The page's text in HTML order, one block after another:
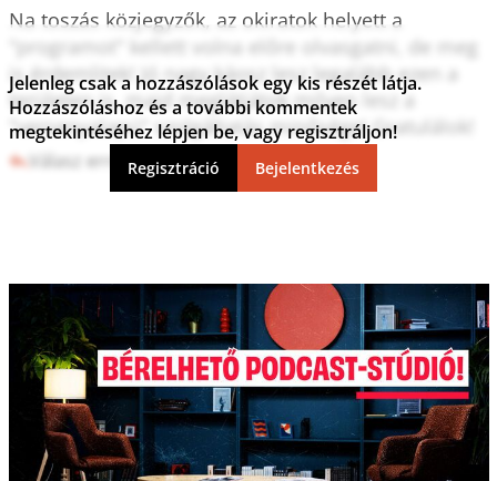
Na toszás közjegyzők, az okiratok helyett a
"programot" kellett volna előre olvasgatni, de meg
is érdemlitek! Jó nagy káosz lesz legalább ezen a
területen is, majd meglátjátok milyen lesz a
"versenyalapú" szolgáltatás minősége! Gratulálok!
Válasz erre 6 0
Jelenleg csak a hozzászólások egy kis részét látja.
Hozzászóláshoz és a további kommentek
megtekintéséhez lépjen be, vagy regisztráljon!
Regisztráció Bejelentkezés